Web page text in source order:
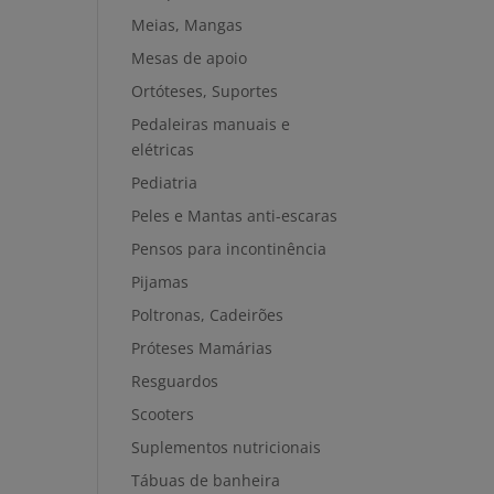
Meias, Mangas
Mesas de apoio
Ortóteses, Suportes
Pedaleiras manuais e
elétricas
Pediatria
Peles e Mantas anti-escaras
Pensos para incontinência
Pijamas
Poltronas, Cadeirões
Próteses Mamárias
Resguardos
Scooters
Suplementos nutricionais
Tábuas de banheira